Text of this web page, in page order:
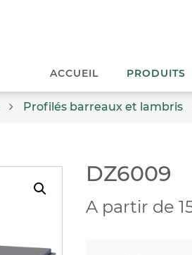
ACCUEIL PRODUITS
Profilés barreaux et lambris
DZ6009
A partir de